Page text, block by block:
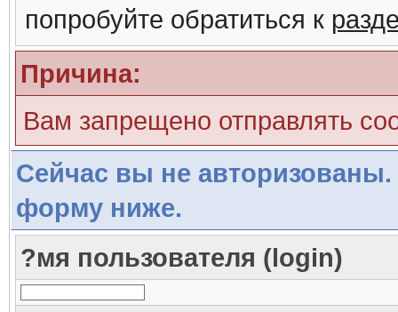
попробуйте обратиться к
Причина:
Вам запрещено отправлять
Сейчас вы не авторизованы.
форму ниже.
?мя пользователя (login)